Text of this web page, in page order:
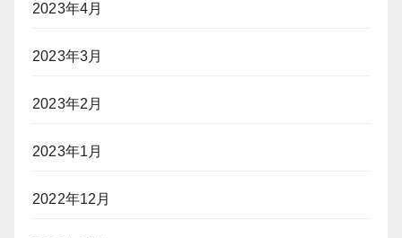
2023年4月
2023年3月
2023年2月
2023年1月
2022年12月